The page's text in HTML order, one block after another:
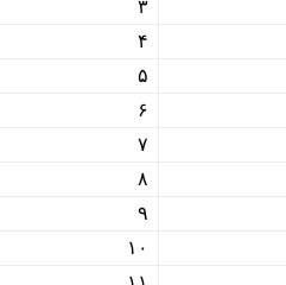
۳
۴
۵
۶
۷
۸
۹
۱۰